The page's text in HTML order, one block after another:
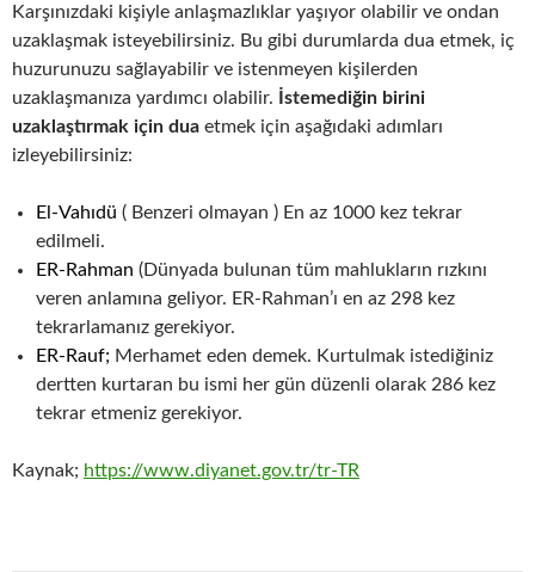
Karşınızdaki kişiyle anlaşmazlıklar yaşıyor olabilir ve ondan
uzaklaşmak isteyebilirsiniz. Bu gibi durumlarda dua etmek, iç
huzurunuzu sağlayabilir ve istenmeyen kişilerden
uzaklaşmanıza yardımcı olabilir.
İstemediğin birini
uzaklaştırmak için dua etmek için aşağıdaki adımları
izleyebilirsiniz:
El-Vahıdü ( Benzeri olmayan ) En az 1000 kez tekrar
edilmeli.
ER-Rahman (Dünyada bulunan tüm mahlukların rızkını
veren anlamına geliyor. ER-Rahman’ı en az 298 kez
tekrarlamanız gerekiyor.
ER-Rauf; Merhamet eden demek. Kurtulmak istediğiniz
dertten kurtaran bu ismi her gün düzenli olarak 286 kez
tekrar etmeniz gerekiyor.
Kaynak; https://www.diyanet.gov.tr/tr-TR